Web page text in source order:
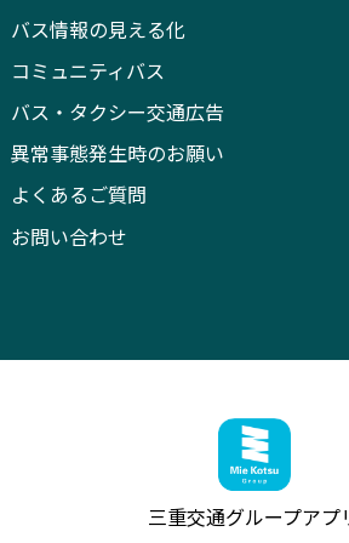
バス情報の見える化
コミュニティバス
バス・タクシー交通広告
異常事態発生時のお願い
よくあるご質問
お問い合わせ
三重交通グループアプ